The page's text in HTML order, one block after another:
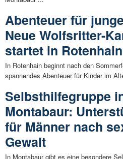
Abenteuer für
Neue Wolfsritter-
startet in Rotenhain
In Rotenhain beginnt nach den
spannendes Abenteuer für Kinder im
Selbsthilfegruppe
Montabaur:
für Männer nach
Gewalt
In Montabaur gibt es eine besondere